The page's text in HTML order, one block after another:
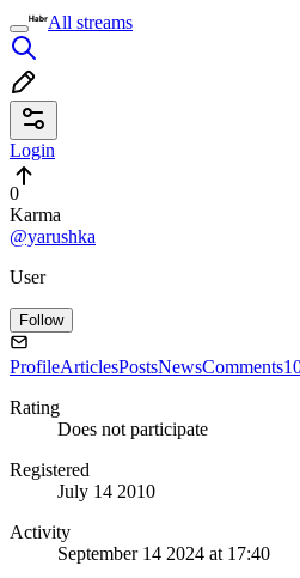
All streams
Login
0
Karma
@yarushka
User
Follow
ProfileArticlesPostsNewsComments
Rating
Does not participate
Registered
July 14 2010
Activity
September 14 2024 at 17:40